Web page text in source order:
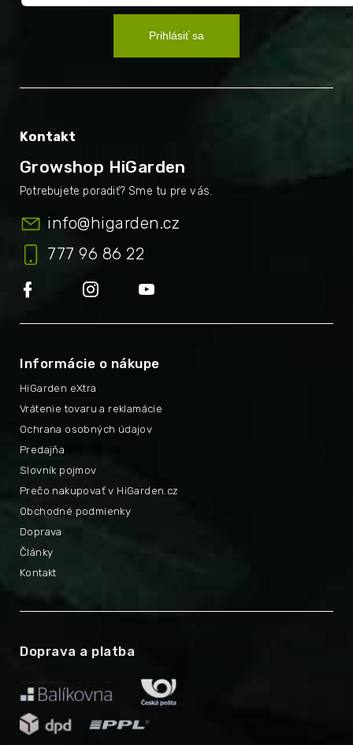
Prihlásiť sa
Kontakt
Growshop HiGarden
info@higarden.cz
777 96 86 22
Informácie o nákupe
HiGarden eXtra
Prečo nakupovať v HiGarden.cz
Vrátenie tovaru a reklamácie
Obchodné podmienky
Ochrana osobných údajov
Doprava
Predajňa
Články
Slovník pojmov
Kontakt
Doprava a platba